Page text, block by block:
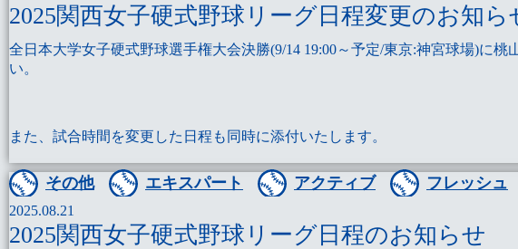
2025関西女子硬式野球リーグ日程変更のお知ら
全日本大学女子硬式野球選手権大会決勝(9/14 19:00～予定/東京:神宮球場)に
い。
また、試合時間を変更した日程も同時に添付いたします。
その他 エキスパート アクティブ フレッシュ
2025.08.21
2025関西女子硬式野球リーグ日程のお知らせ